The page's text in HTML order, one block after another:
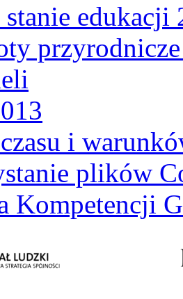
edukacji
i
plików
Kompetencji